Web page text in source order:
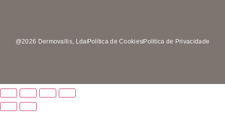
@2026 Dermovallis, LdaPolítica de CookiesPolitica de Privacidade